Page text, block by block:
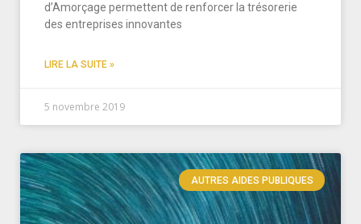
d’Amorçage permettent de renforcer la trésorerie
des entreprises innovantes
LIRE LA SUITE »
5 novembre 2019
AUTRES AIDES PUBLIQUES